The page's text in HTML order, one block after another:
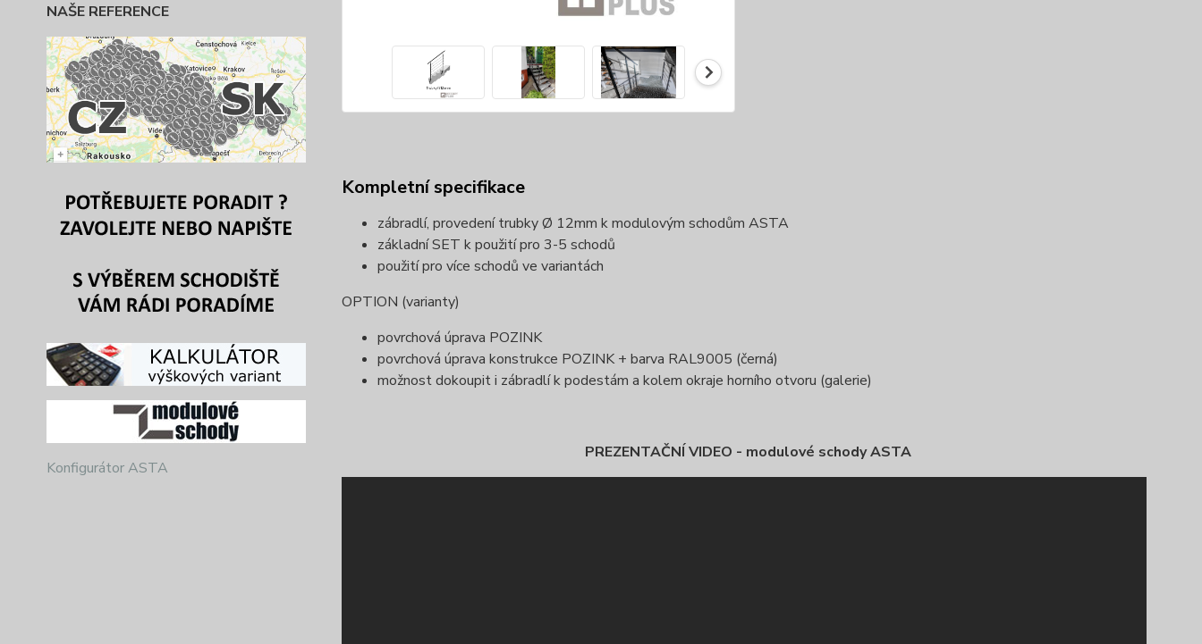
NAŠE REFERENCE
Konfigurátor ASTA
Kompletní specifikace
zábradlí, provedení trubky Ø 12mm k modulovým schodům ASTA
základní SET k použití pro 3-5 schodů
použití pro více schodů ve variantách
OPTION (varianty)
povrchová úprava POZINK
povrchová úprava konstrukce POZINK + barva RAL9005 (černá)
možnost dokoupit i zábradlí k podestám a kolem okraje horního otvoru (galerie)
PREZENTAČNÍ VIDEO - modulové schody ASTA